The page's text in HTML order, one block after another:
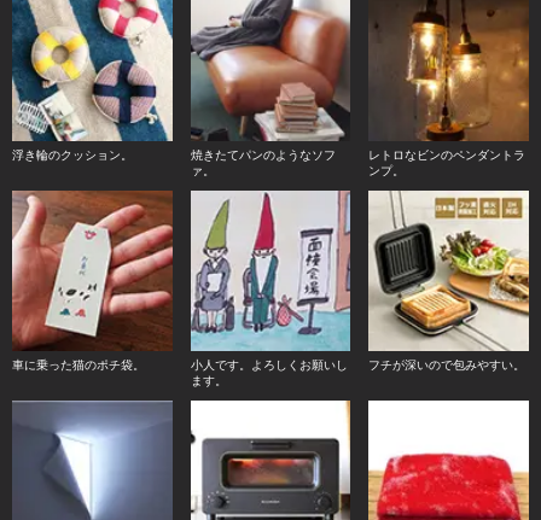
浮き輪のクッション。
焼きたてパンのようなソフ
ァ。
レトロなビンのペンダントラ
ンプ。
車に乗った猫のポチ袋。
小人です。よろしくお願いし
ます。
フチが深いので包みやすい。